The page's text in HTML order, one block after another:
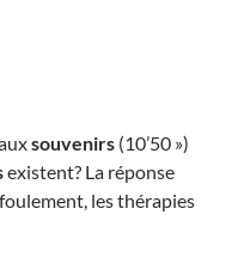
souvenirs (10’50 »)
existent? La réponse
les thérapies